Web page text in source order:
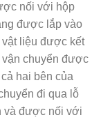
nối với hộp
được lắp vào
vật liệu được kết
vận chuyển được
hai bên của
đi qua lỗ
và được nối với